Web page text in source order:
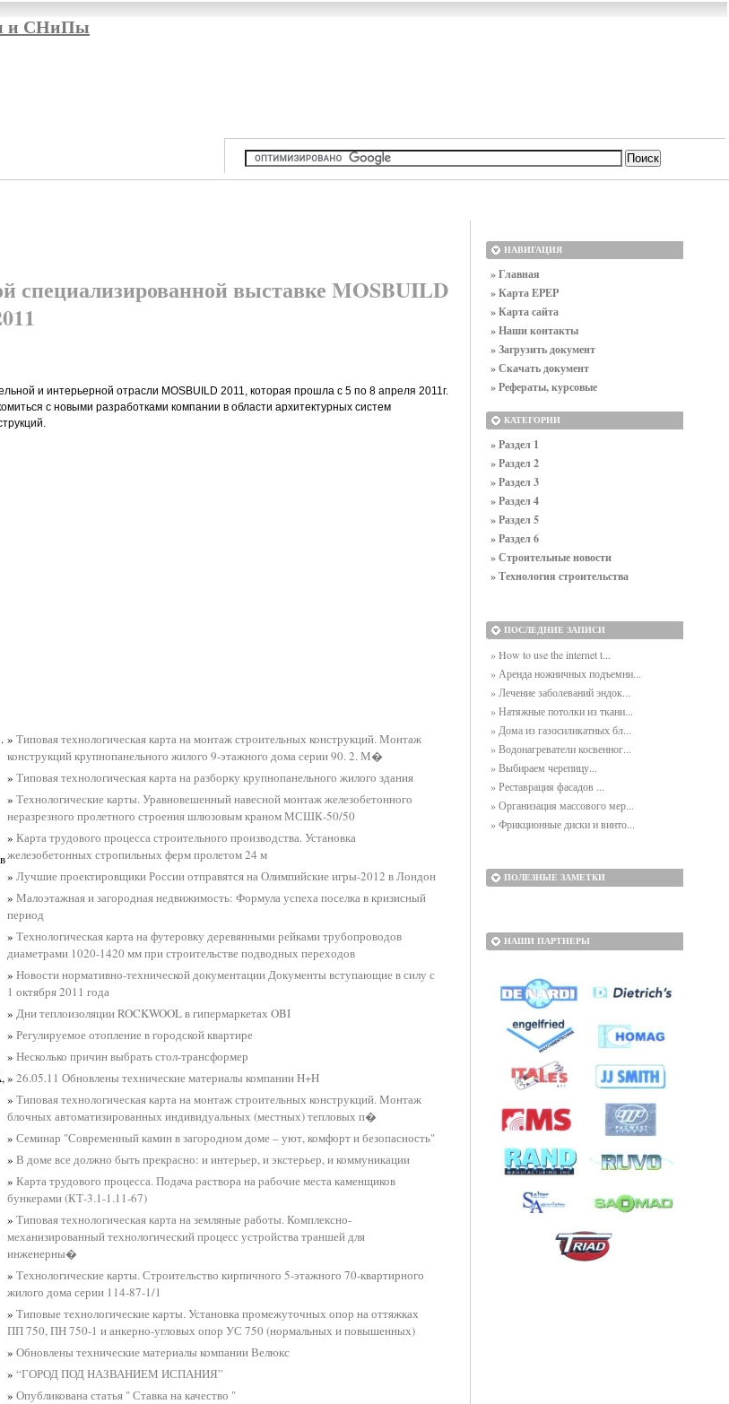
и СНиПы
выставке MOSBUILD
и интерьерной отрасли MOSBUILD 2011, которая прошла с 5 по 8 апреля 2011г.
с новыми разработками компании в области архитектурных систем
» Типовая технологическая карта на монтаж строительных конструкций. Монтаж
конструкций крупнопанельного жилого 9-этажного дома серии 90. 2. М�
» Типовая технологическая карта на разборку крупнопанельного жилого здания
» Технологические карты. Уравновешенный навесной монтаж железобетонного
неразрезного пролетного строения шлюзовым краном МСШК-50/50
» Карта трудового процесса строительного производства. Установка
железобетонных стропильных ферм пролетом 24 м
» Лучшие проектировщики России отправятся на Олимпийские игры-2012 в Лондон
» Малоэтажная и загородная недвижимость: Формула успеха поселка в кризисный
период
» Технологическая карта на футеровку деревянными рейками трубопроводов
диаметрами 1020-1420 мм при строительстве подводных переходов
» Новости нормативно-технической документации Документы вступающие в силу с
1 октября 2011 года
» Дни теплоизоляции ROCKWOOL в гипермаркетах OBI
» Регулируемое отопление в городской квартире
» Несколько причин выбрать стол-трансформер
» 26.05.11 Обновлены технические материалы компании H+H
» Типовая технологическая карта на монтаж строительных конструкций. Монтаж
блочных автоматизированных индивидуальных (местных) тепловых п�
» Семинар "Современный камин в загородном доме – уют, комфорт и безопасность"
» В доме все должно быть прекрасно: и интерьер, и экстерьер, и коммуникации
» Карта трудового процесса. Подача раствора на рабочие места каменщиков
бункерами (КТ-3.1-1.11-67)
» Типовая технологическая карта на земляные работы. Комплексно-
механизированный технологический процесс устройства траншей для
инженерны�
» Технологические карты. Строительство кирпичного 5-этажного 70-квартирного
жилого дома серии 114-87-1/1
» Типовые технологические карты. Установка промежуточных опор на оттяжках
ПП 750, ПН 750-1 и анкерно-угловых опор УС 750 (нормальных и повышенных)
» Обновлены технические материалы компании Велюкс
» “ГОРОД ПОД НАЗВАНИЕМ ИСПАНИЯ”
» Опубликована статья " Ставка на качество "
НАВИГАЦИЯ
» Главная
» Карта EPEP
» Карта сайта
» Наши контакты
» Загрузить документ
» Скачать документ
» Рефераты, курсовые
КАТЕГОРИИ
» Раздел 1
» Раздел 2
» Раздел 3
» Раздел 4
» Раздел 5
» Раздел 6
» Строительные новости
» Технология строительства
ПОСЛЕДНИЕ ЗАПИСИ
» How to use the internet t...
» Аренда ножничных подъемни...
» Лечение заболеваний эндок...
» Натяжные потолки из ткани...
» Дома из газосиликатных бл...
» Водонагреватели косвенног...
» Выбираем черепицу...
» Реставрация фасадов ...
» Организация массового мер...
» Фрикционные диски и винто...
ПОЛЕЗНЫЕ ЗАМЕТКИ
НАШИ ПАРТНЕРЫ